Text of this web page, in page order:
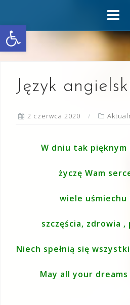
Otwórz pasek narzędzi
content
Język
2 czerwca 2020
W dniu tak pięknym
życzę Wam
wiele uśmiechu
szczęścia, zdrowia ,
Niech spełnią się
May all your